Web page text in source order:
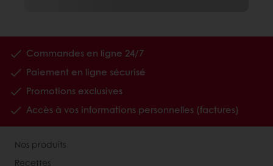
Commandes en ligne 24/7
Paiement en ligne sécurisé
Promotions exclusives
Accès à vos informations personnelles (factures)
Nos produits
Recettes